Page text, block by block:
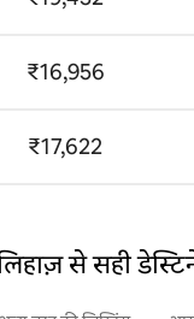
₹16,956
₹17,622
से सही